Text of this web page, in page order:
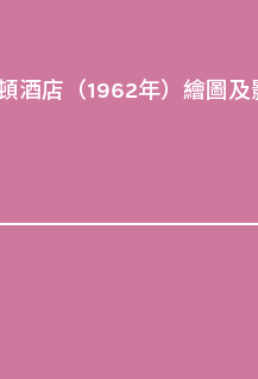
酒店（1962年）繪圖及